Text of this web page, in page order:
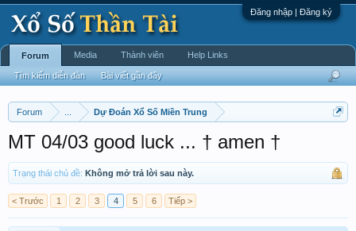
Đăng nhập | Đăng ký
Forum Dự Đoán Xổ Số Miền Trung
MT 04/03 good luck ... † amen †
Trạng thái chủ đề: Không mở trả lời sau này.
< Trước 1 2 3 4 5 6 Tiếp >
Forum
Tìm kiếm diễn đàn Bài viết gần đây
Media Thành viên Help Links